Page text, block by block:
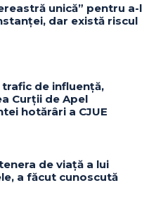
unică” pentru a-l
dar există riscul
de influență,
Curții de Apel
hotărâri a CJUE
de viață a lui
a făcut cunoscută